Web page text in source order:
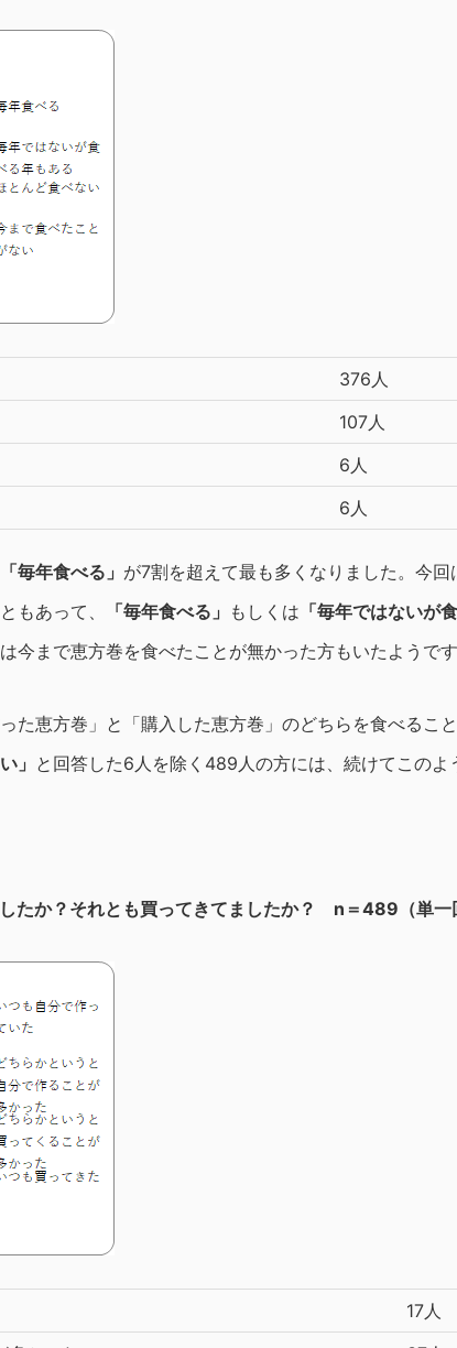
376人
107人
6人
6人
「毎年食べる」 が7割を超えて最も多くなりました。今
もあって、
「毎年食べる」 もしくは 「毎年ではないが
今まで恵方巻を食べたことが無かった方もいたようです
た恵方巻」と「購入した恵方巻」のどちらを食べるこ
」 と回答した6人を除く489人の方には、続けてこのよ
たか？それとも買ってきてましたか？ n＝489（単一
17人